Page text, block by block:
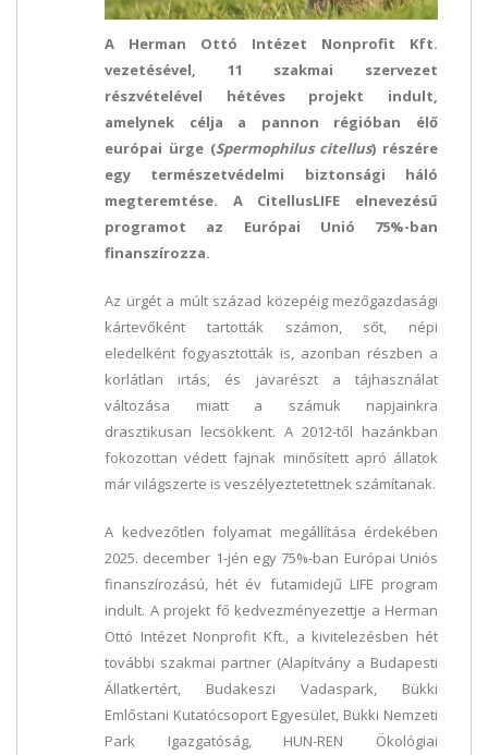
A Herman Ottó Intézet Nonprofit Kft.
vezetésével, 11 szakmai szervezet
részvételével hétéves projekt indult,
amelynek célja a pannon régióban élő
európai ürge (Spermophilus citellus) részére
egy természetvédelmi biztonsági háló
megteremtése. A CitellusLIFE elnevezésű
programot az Európai Unió 75%-ban
finanszírozza.
Az ürgét a múlt század közepéig mezőgazdasági
kártevőként tartották számon, sőt, népi
eledelként fogyasztották is, azonban részben a
korlátlan irtás, és javarészt a tájhasználat
változása miatt a számuk napjainkra
drasztikusan lecsökkent. A 2012-től hazánkban
fokozottan védett fajnak minősített apró állatok
már világszerte is veszélyeztetettnek számítanak.
A kedvezőtlen folyamat megállítása érdekében
2025. december 1-jén egy 75%-ban Európai Uniós
finanszírozású, hét év futamidejű LIFE program
indult. A projekt fő kedvezményezettje a Herman
Ottó Intézet Nonprofit Kft., a kivitelezésben hét
további szakmai partner (Alapítvány a Budapesti
Állatkertért, Budakeszi Vadaspark, Bükki
Emlőstani Kutatócsoport Egyesület, Bükki Nemzeti
Park Igazgatóság, HUN-REN Ökológiai